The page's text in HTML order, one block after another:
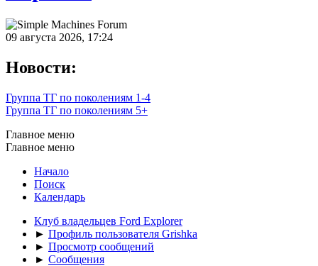
09 августа 2026, 17:24
Новости:
Группа ТГ по поколениям 1-4
Группа ТГ по поколениям 5+
Главное меню
Главное меню
Начало
Поиск
Календарь
Клуб владельцев Ford Explorer
► Профиль пользователя Grishka
► Просмотр сообщений
► Сообщения